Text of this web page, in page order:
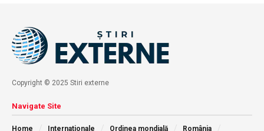
Copyright © 2025 Stiri externe
Navigate Site
Home Internationale Ordinea mondială România